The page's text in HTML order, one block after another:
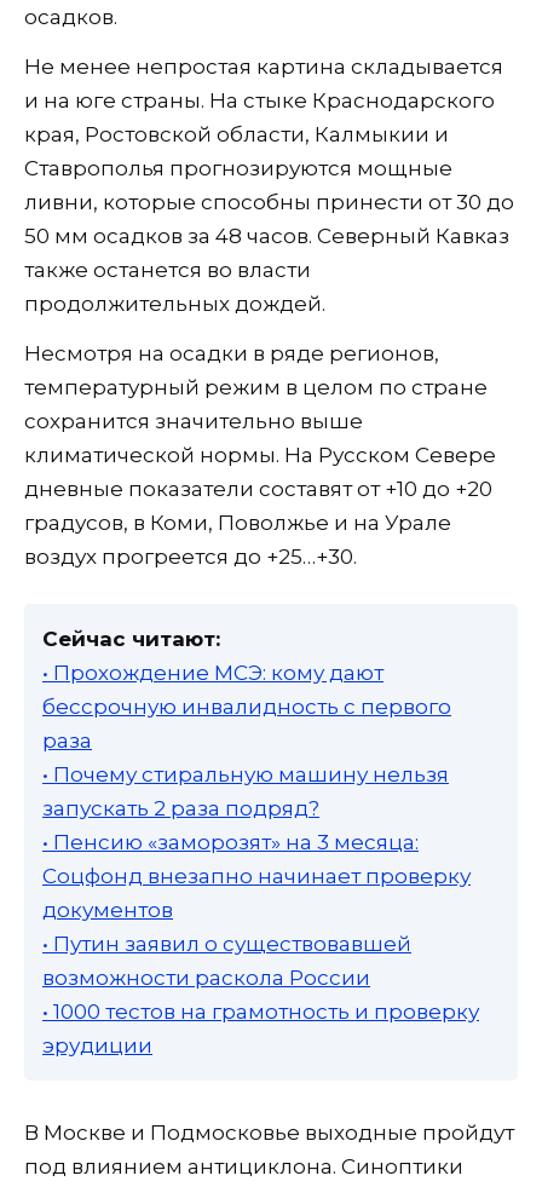
осадков.
Не менее непростая картина складывается
и на юге страны. На стыке Краснодарского
края, Ростовской области, Калмыкии и
Ставрополья прогнозируются мощные
ливни, которые способны принести от 30 до
50 мм осадков за 48 часов. Северный Кавказ
также останется во власти
продолжительных дождей.
Несмотря на осадки в ряде регионов,
температурный режим в целом по стране
сохранится значительно выше
климатической нормы. На Русском Севере
дневные показатели составят от +10 до +20
градусов, в Коми, Поволжье и на Урале
воздух прогреется до +25…+30.
Сейчас читают:
• Прохождение МСЭ: кому дают
бессрочную инвалидность с первого
раза
• Почему стиральную машину нельзя
запускать 2 раза подряд?
• Пенсию «заморозят» на 3 месяца:
Соцфонд внезапно начинает проверку
документов
• Путин заявил о существовавшей
возможности раскола России
• 1000 тестов на грамотность и проверку
эрудиции
В Москве и Подмосковье выходные пройдут
под влиянием антициклона. Синоптики